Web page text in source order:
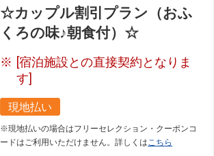
☆カップル割引プラン（おふ
くろの味♪朝食付）☆
[宿泊施設との直接契約となりま
す]
現地払い
※現地払いの場合はフリーセレクション・クーポンコ
ードはご利用いただけません。詳しくはこちら